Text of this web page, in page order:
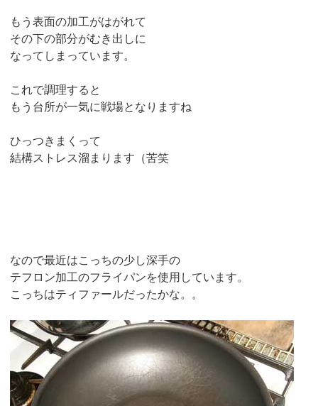
もう表面の加工がはがれて
その下の部分がむき出しに
なってしまっています。
これで調理すると
もう台所が一気に戦場となりますね
ひっつきまくって
結構ストレス溜まります（苦笑
なので最近はこっちの少し深手の
テフロン加工のフライパンを使用しています。
こっちはティファールだったかな。。